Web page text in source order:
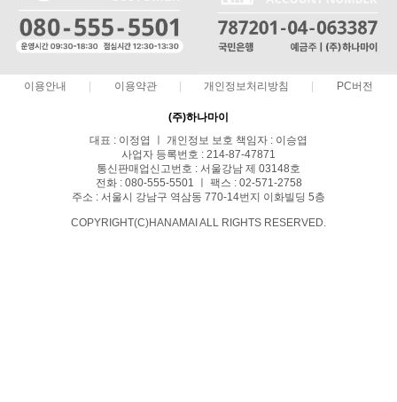
이용안내 이용약관 개인정보처리방침 PC버전
(주)하나마이
대표 : 이정엽 ㅣ 개인정보 보호 책임자 : 이승엽
사업자 등록번호 : 214-87-47871
통신판매업신고번호 : 서울강남 제 03148호
전화 : 080-555-5501 ㅣ 팩스 : 02-571-2758
주소 : 서울시 강남구 역삼동 770-14번지 이화빌딩 5층
COPYRIGHT(C)HANAMAI ALL RIGHTS RESERVED.